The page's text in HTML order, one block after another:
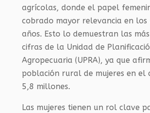
agrícolas, donde el papel
cobrado mayor relevancia en los
años. Esto lo demuestran las
cifras de la Unidad de
Agropecuaria (UPRA), ya que
población rural de mujeres en el
5,8 millones.
Las mujeres tienen un rol clave